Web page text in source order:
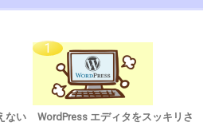
ない
WordPress エディタをスッキリさ